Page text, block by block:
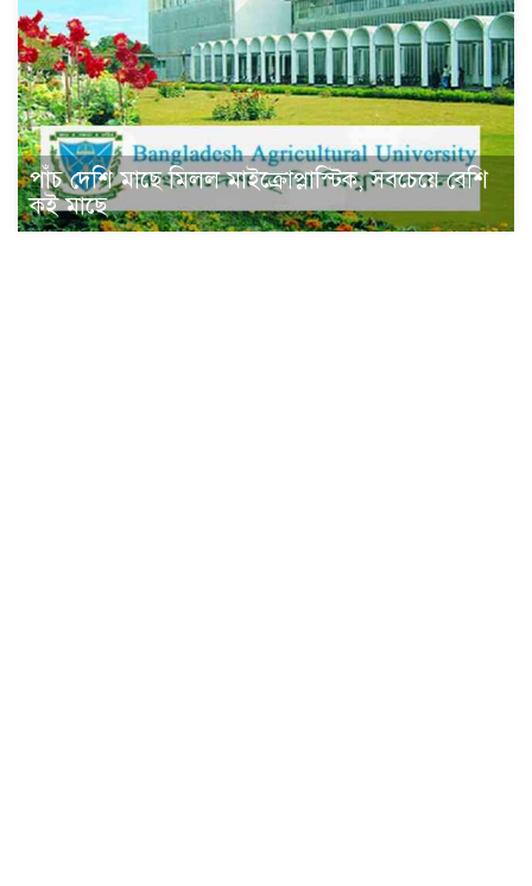
পাঁচ দেশি মাছে মিলল মাইক্রোপ্লাস্টিক, সবচেয়ে বেশি
কই মাছে